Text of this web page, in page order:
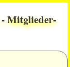
- Mitglieder-